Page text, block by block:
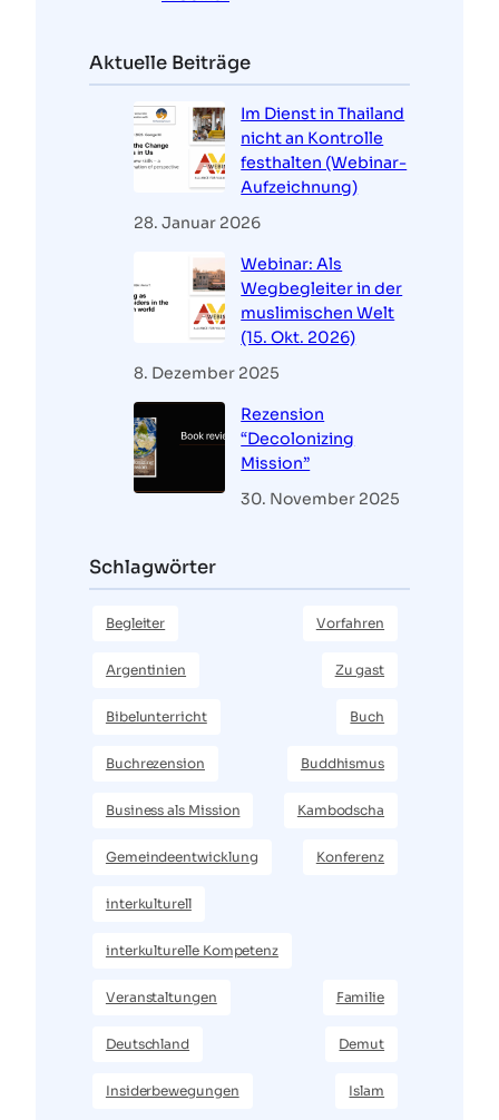
Aktuelle Beiträge
Im Dienst in Thailand
nicht an Kontrolle
festhalten (Webinar-
Aufzeichnung)
28. Januar 2026
Webinar: Als
Wegbegleiter in der
muslimischen Welt
(15. Okt. 2026)
8. Dezember 2025
Rezension
“Decolonizing
Mission”
30. November 2025
Schlagwörter
Begleiter Vorfahren
Argentinien Zu gast
Bibelunterricht Buch
Buchrezension Buddhismus
Business als Mission Kambodscha
Gemeindeentwicklung Konferenz
interkulturell
interkulturelle Kompetenz
Veranstaltungen Familie
Deutschland Demut
Insiderbewegungen Islam